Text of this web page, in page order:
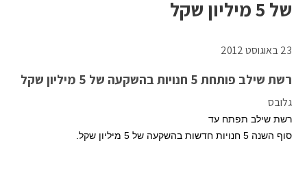
של 5 מיליון שקל
23 באוגוסט 2012
רשת שילב פותחת 5 חנויות בהשקעה של 5 מיליון שקל
גלובס
רשת שילב תפתח עד
סוף השנה 5 חנויות חדשות בהשקעה של 5 מיליון שקל